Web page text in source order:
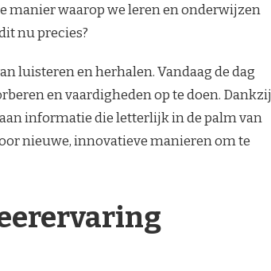
manier waarop we leren en onderwijzen
nu precies?
luisteren en herhalen. Vandaag de dag
en vaardigheden op te doen. Dankzij
informatie die letterlijk in de palm van
nieuwe, innovatieve manieren om te